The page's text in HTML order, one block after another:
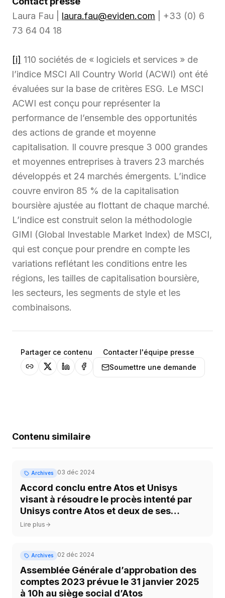
Laura Fau | laura.fau@eviden.com | +33 (0) 6
73 64 04 18
[i] 110 sociétés de « logiciels et services » de
l’indice MSCI All Country World (ACWI) ont été
évaluées sur la base de critères ESG. Le MSCI
ACWI est conçu pour représenter la
performance de l’ensemble des opportunités
des actions de grande et moyenne
capitalisation. Il couvre presque 3 000 grandes
et moyennes entreprises à travers 23 marchés
développés et 24 marchés émergents. L’indice
couvre environ 85 % de la capitalisation
boursière ajustée au flottant de chaque marché.
L’indice est construit selon la méthodologie
GIMI (Global Investable Market Index) de MSCI,
qui est conçue pour prendre en compte les
variations reflétant les conditions entre les
régions, les tailles de capitalisation boursière,
les secteurs, les segments de style et les
combinaisons.
Partager ce contenu
Contacter l'équipe presse
Soumettre une demande
Contenu similaire
Archives 03 déc 2024
Accord conclu entre Atos et Unisys
visant à résoudre le procès intenté par
Unisys contre Atos et deux de ses
employés
Lire plus
Archives 02 déc 2024
Assemblée Générale d’approbation des
comptes 2023 prévue le 31 janvier 2025
à 10h au siège social d’Atos